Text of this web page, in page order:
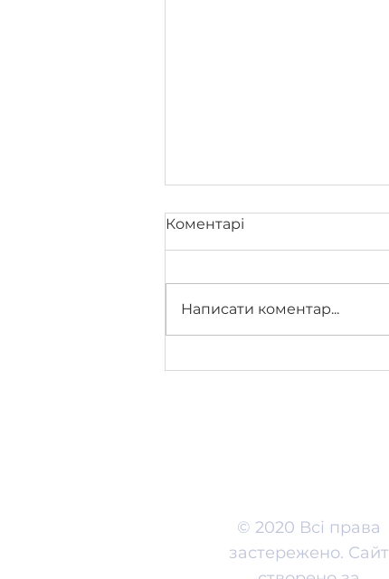
Коментарі
Написати коментар...
© 2020 Всі права
застережено. Сайт